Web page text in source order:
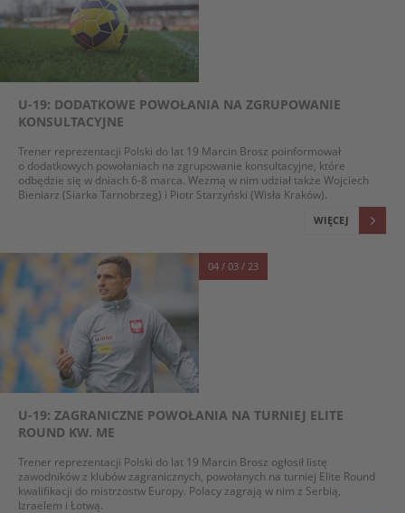
U-19: DODATKOWE POWOŁANIA NA ZGRUPOWANIE
KONSULTACYJNE
Trener reprezentacji Polski do lat 19 Marcin Brosz poinformował
o dodatkowych powołaniach na zgrupowanie konsultacyjne, które
odbędzie się w dniach 6-8 marca. Wezmą w nim udział także Wojciech
Bieniarz (Siarka Tarnobrzeg) i Piotr Starzyński (Wisła Kraków).
WIĘCEJ
04 / 03 / 23
U-19: ZAGRANICZNE POWOŁANIA NA TURNIEJ ELITE
ROUND KW. ME
Trener reprezentacji Polski do lat 19 Marcin Brosz ogłosił listę
zawodników z klubów zagranicznych, powołanych na turniej Elite Round
kwalifikacji do mistrzostw Europy. Polacy zagrają w nim z Serbią,
Izraelem i Łotwą.